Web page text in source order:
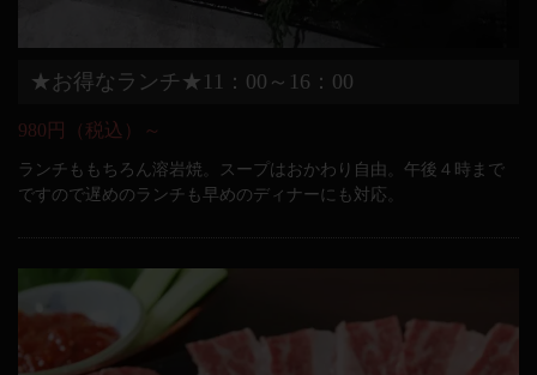
★お得なランチ★11：00～16：00
980円（税込）～
ランチももちろん溶岩焼。スープはおかわり自由。午後４時まで
ですので遅めのランチも早めのディナーにも対応。